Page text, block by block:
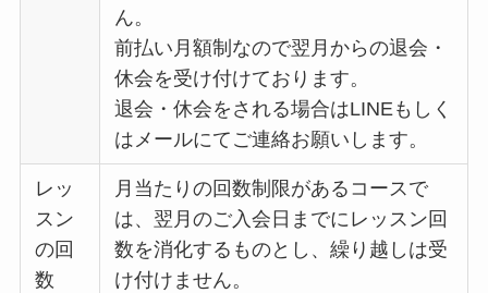
ん。
前払い月額制なので翌月からの退会・
休会を受け付けております。
退会・休会をされる場合はLINEもしく
はメールにてご連絡お願いします。
レッ
スン
の回
数
月当たりの回数制限があるコースで
は、翌月のご入会日までにレッスン回
数を消化するものとし、繰り越しは受
け付けません。